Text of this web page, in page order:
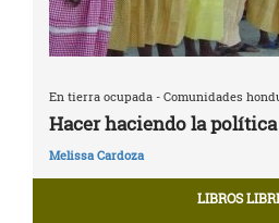
En tierra ocupada - Comunidades
Hacer haciendo la política
Melissa Cardoza
LIBROS